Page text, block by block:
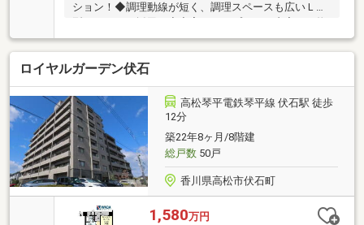
ション！◆調理動線が短く、調理スペースも広いＬ字
件案内時にご説明させて頂きます。）◆スカイテラス
にはガーデニングに最適なスロップシンクを完備！◇
インターネット使い放題、電気一括受電方式につき、
毎月のランニングコストもお得♪◆既存住宅設備修理
サービス対象物件につき、物件お引渡し後も安心♪◇
全居室フローリングで毎日のお掃除もラク♪
ロイヤルガーデン伏石
高松琴平電鉄琴平線 伏石駅 徒歩
12分
築22年8ヶ月/8階建
総戸数50戸
香川県高松市伏石町
1,580万円